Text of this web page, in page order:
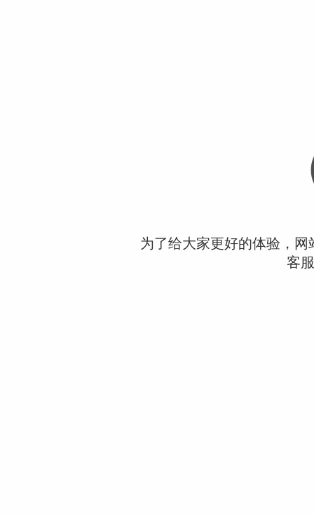
为了给大家更好的体验，
客